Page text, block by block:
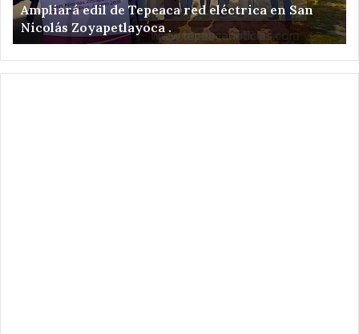
Nicolás
Zoyapetlayoca
.
Ampliará edil de Tepeaca red eléctrica en San
Nicolás Zoyapetlayoca .
la
.